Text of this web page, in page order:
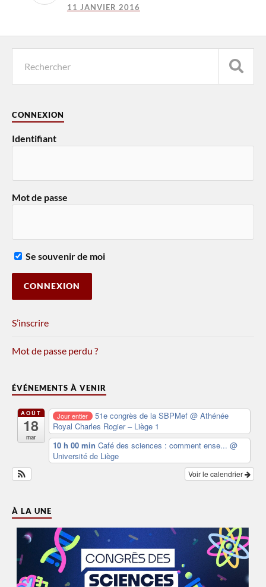
11 JANVIER 2016
CONNEXION
Identifiant
Mot de passe
Se souvenir de moi
S’inscrire
Mot de passe perdu ?
ÉVÉNEMENTS À VENIR
AOÛT
18
mar
Jour entier 51e congrès de la SBPMef@ Athénée
Royal Charles Rogier – Liège 1
10 h 00 min Café des sciences : comment ense... @
Université de Liège
Voir le calendrier
À LA UNE